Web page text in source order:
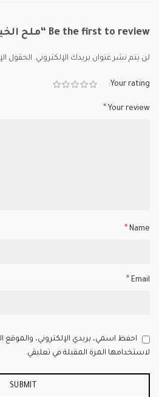
Be the first to review “ملح الخير 2 كجم شد 10”
لن يتم نشر عنوان بريدك الإلكتروني. الحقول
Your rating
Your review
*
Name
*
Email
*
احفظ اسمي، بريدي الإلكتروني، والموقع
لاستخدامها المرة المقبلة في تعليقي.